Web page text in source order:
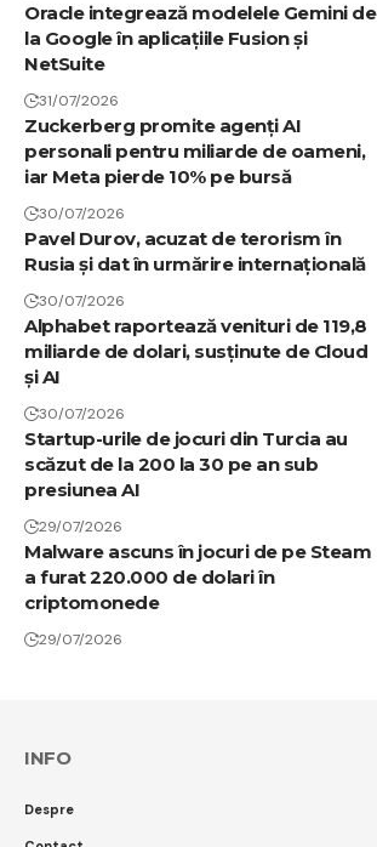
Oracle integrează modelele Gemini de
la Google în aplicațiile Fusion și
NetSuite
31/07/2026
Zuckerberg promite agenți AI
personali pentru miliarde de oameni,
iar Meta pierde 10% pe bursă
30/07/2026
Pavel Durov, acuzat de terorism în
Rusia și dat în urmărire internațională
30/07/2026
Alphabet raportează venituri de 119,8
miliarde de dolari, susținute de Cloud
și AI
30/07/2026
Startup-urile de jocuri din Turcia au
scăzut de la 200 la 30 pe an sub
presiunea AI
29/07/2026
Malware ascuns în jocuri de pe Steam
a furat 220.000 de dolari în
criptomonede
29/07/2026
INFO
Despre